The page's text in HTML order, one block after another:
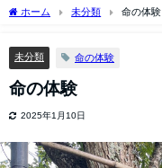
ホーム 未分類 命の体験
未分類 命の体験
命の体験
2025年1月10日